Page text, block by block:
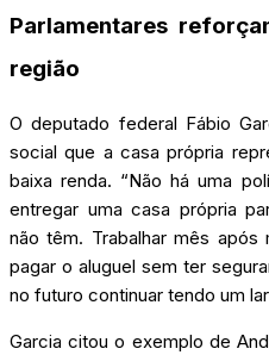
Parlamentares
região
O deputado federal Fábio
social que a casa própria
baixa renda. “Não há uma
entregar uma casa própria
não têm. Trabalhar mês
pagar o aluguel sem ter
no futuro continuar tendo um
Garcia citou o exemplo de